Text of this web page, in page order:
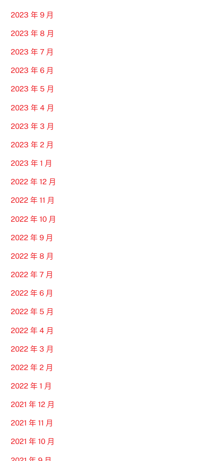
2023 年 9 月
2023 年 8 月
2023 年 7 月
2023 年 6 月
2023 年 5 月
2023 年 4 月
2023 年 3 月
2023 年 2 月
2023 年 1 月
2022 年 12 月
2022 年 11 月
2022 年 10 月
2022 年 9 月
2022 年 8 月
2022 年 7 月
2022 年 6 月
2022 年 5 月
2022 年 4 月
2022 年 3 月
2022 年 2 月
2022 年 1 月
2021 年 12 月
2021 年 11 月
2021 年 10 月